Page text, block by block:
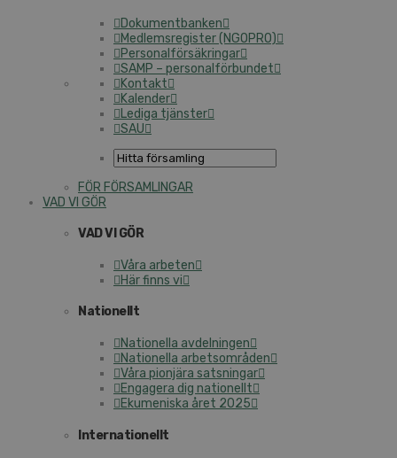
Dokumentbanken
Medlemsregister (NGOPRO)
Personalförsäkringar
SAMP – personalförbundet
Kontakt
Kalender
Lediga tjänster
SAU
FÖR FÖRSAMLINGAR
VAD VI GÖR
VAD VI GÖR
Våra arbeten
Här finns vi
Nationellt
Nationella avdelningen
Nationella arbetsområden
Våra pionjära satsningar
Engagera dig nationellt
Ekumeniska året 2025
Internationellt